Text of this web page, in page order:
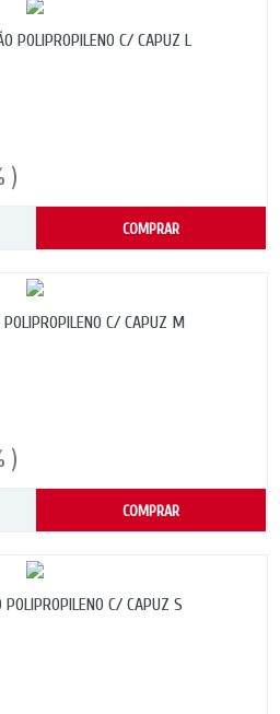
POLIPROPILENO C/ CAPUZ L
)
COMPRAR
POLIPROPILENO C/ CAPUZ M
)
COMPRAR
POLIPROPILENO C/ CAPUZ S